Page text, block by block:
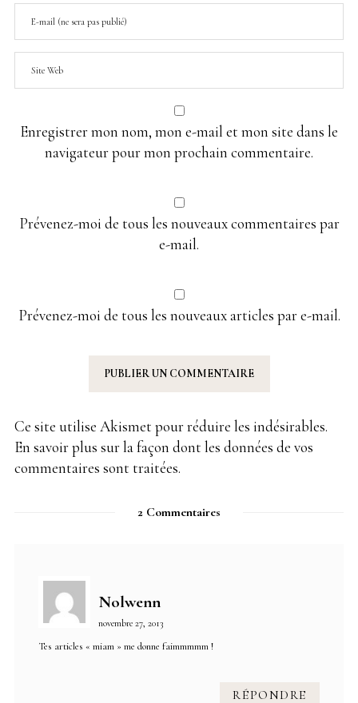
Enregistrer mon nom, mon e-mail et mon site dans le
navigateur pour mon prochain commentaire.
Prévenez-moi de tous les nouveaux commentaires par
e-mail.
Prévenez-moi de tous les nouveaux articles par e-mail.
Ce site utilise Akismet pour réduire les indésirables.
En savoir plus sur la façon dont les données de vos
commentaires sont traitées.
2 Commentaires
Nolwenn
novembre 27, 2013
Tes articles « miam » me donne faimmmmm !
RÉPONDRE